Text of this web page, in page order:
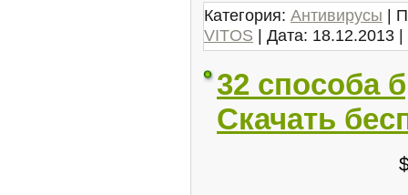
Категория: Антивирусы |
VITOS | Дата: 18.12.2013 |
32 способа
Скачать